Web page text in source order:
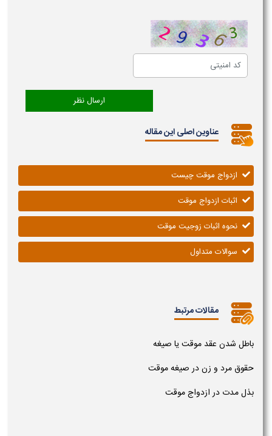
عناوین اصلی این مقاله
ازدواج موقت چیست
اثبات ازدواج موقت
نحوه اثبات زوجیت موقت
سوالات متداول
مقالات مرتبط
باطل شدن عقد موقت یا صیغه
حقوق مرد و زن در صیغه موقت
بذل مدت در ازدواج موقت